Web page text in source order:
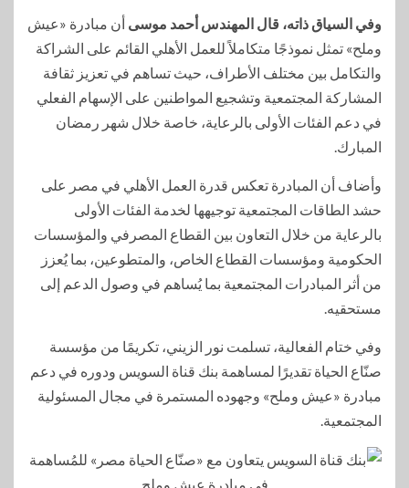
وفي السياق ذاته، قال المهندس أحمد موسى أن مبادرة «عيش
وملح» تمثل نموذجًا متكاملاً للعمل الأهلي القائم على الشراكة
والتكامل بين مختلف الأطراف، حيث تساهم في تعزيز ثقافة
المشاركة المجتمعية وتشجيع المواطنين على الإسهام الفعلي
في دعم الفئات الأولى بالرعاية، خاصة خلال شهر رمضان
المبارك.
وأضاف أن المبادرة تعكس قدرة العمل الأهلي في مصر على
حشد الطاقات المجتمعية توجيهها لخدمة الفئات الأولى
بالرعاية من خلال التعاون بين القطاع المصرفي والمؤسسات
الحكومية ومؤسسات القطاع الخاص، والمتطوعين، بما يُعزز
من أثر المبادرات المجتمعية بما يُساهم في وصول الدعم إلى
مستحقيه.
وفي ختام الفعالية، تسلمت نور الزيني، تكريمًا من مؤسسة
صنّاع الحياة تقديرًا لمساهمة بنك قناة السويس ودوره في دعم
مبادرة «عيش وملح» وجهوده المستمرة في مجال المسئولية
المجتمعية.